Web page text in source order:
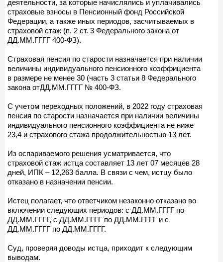
деятельности, за которые начислялись и уплачивались
страховые взносы в Пенсионный фонд Российской
Федерации, а также иных периодов, засчитываемых в
страховой стаж (п. 2 ст. 3 Федерального закона от
ДД.ММ.ГГГГ 400-ФЗ).
Страховая пенсия по старости назначается при наличии
величины индивидуального пенсионного коэффициента
в размере не менее 30 (часть 3 статьи 8 Федерального
закона отДД.ММ.ГГГГ № 400-ФЗ.
С учетом переходных положений, в 2022 году страховая
пенсия по старости назначается при наличии величины
индивидуального пенсионного коэффициента не ниже
23,4 и страхового стажа продолжительностью 13 лет.
Из оспариваемого решения усматривается, что
страховой стаж истца составляет 13 лет 07 месяцев 28
дней, ИПК – 12,263 балла. В связи с чем, истцу было
отказано в назначении пенсии.
Истец полагает, что ответчиком незаконно отказано во
включении следующих периодов: с ДД.ММ.ГГГГ по
ДД.ММ.ГГГГ, с ДД.ММ.ГГГГ по ДД.ММ.ГГГГ и с
ДД.ММ.ГГГГ по ДД.ММ.ГГГГ.
Суд, проверяя доводы истца, приходит к следующим
выводам.